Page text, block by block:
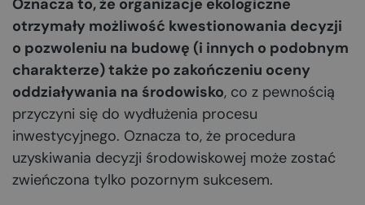
Oznacza to, że organizacje ekologiczne
otrzymały możliwość kwestionowania decyzji
o pozwoleniu na budowę (i innych o podobnym
charakterze) także po zakończeniu oceny
oddziaływania na środowisko, co z pewnością
przyczyni się do wydłużenia procesu
inwestycyjnego. Oznacza to, że procedura
uzyskiwania decyzji środowiskowej może zostać
zwieńczona tylko pozornym sukcesem.